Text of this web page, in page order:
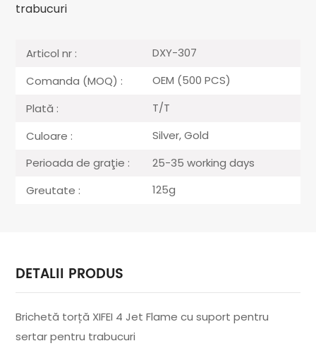
trabucuri
Articol nr :
DXY-307
Comanda (MOQ) :
OEM (500 PCS)
Plată :
T/T
Culoare :
Silver, Gold
Perioada de graţie :
25-35 working days
Greutate :
125g
DETALII PRODUS
Brichetă torță XIFEI 4 Jet Flame cu suport pentru
sertar pentru trabucuri